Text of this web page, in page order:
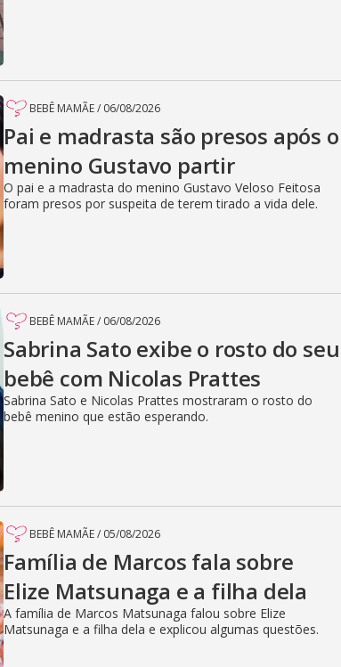
BEBÊ MAMÃE/ 06/08/2026
Pai e madrasta são presos após o
menino Gustavo partir
O pai e a madrasta do menino Gustavo Veloso Feitosa
foram presos por suspeita de terem tirado a vida dele.
BEBÊ MAMÃE/ 06/08/2026
Sabrina Sato exibe o rosto do seu
bebê com Nicolas Prattes
Sabrina Sato e Nicolas Prattes mostraram o rosto do
bebê menino que estão esperando.
BEBÊ MAMÃE/ 05/08/2026
Família de Marcos fala sobre
Elize Matsunaga e a filha dela
A família de Marcos Matsunaga falou sobre Elize
Matsunaga e a filha dela e explicou algumas questões.